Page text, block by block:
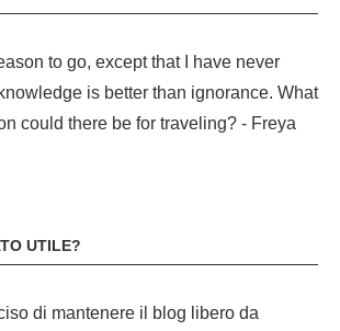
to go, except that I have never
is better than ignorance. What
could there be for traveling? - Freya
UTILE?
di mantenere il blog libero da